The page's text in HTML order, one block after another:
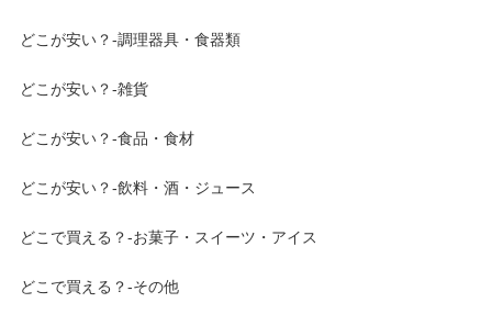
どこが安い？-調理器具・食器類
どこが安い？-雑貨
どこが安い？-食品・食材
どこが安い？-飲料・酒・ジュース
どこで買える？-お菓子・スイーツ・アイス
どこで買える？-その他